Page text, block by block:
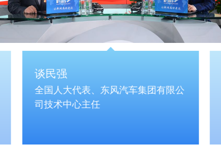
谈民强
全国人大代表、东风汽车集团有限公
司技术中心主任